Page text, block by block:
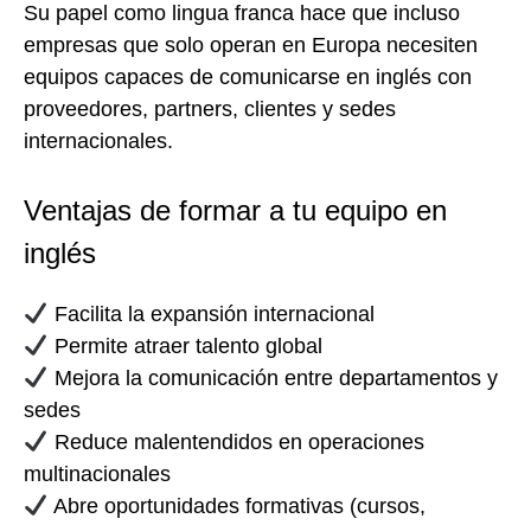
Su papel como lingua franca hace que incluso
empresas que solo operan en Europa necesiten
equipos capaces de comunicarse en inglés con
proveedores, partners, clientes y sedes
internacionales.
Ventajas de formar a tu equipo en
inglés
Facilita la expansión internacional
Permite atraer talento global
Mejora la comunicación entre departamentos y
sedes
Reduce malentendidos en operaciones
multinacionales
Abre oportunidades formativas (cursos,